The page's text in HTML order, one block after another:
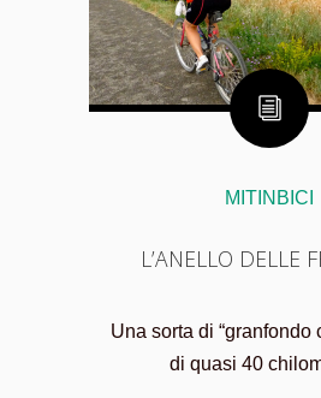
MITINBICI
L’ANELLO DELLE
Una sorta di “granfondo
di quasi 40